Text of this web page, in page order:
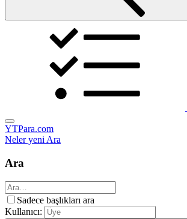
YTPara.com
Neler yeniAra
Ara
Sadece başlıkları ara
Kullanıcı: